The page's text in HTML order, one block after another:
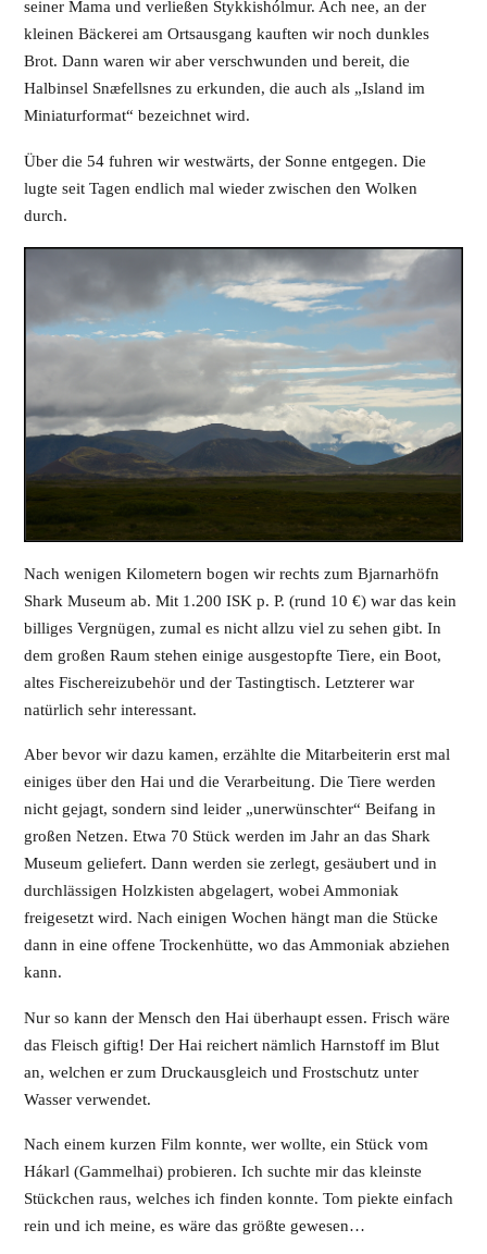
seiner Mama und verließen Stykkishólmur. Ach nee, an der
kleinen Bäckerei am Ortsausgang kauften wir noch dunkles
Brot. Dann waren wir aber verschwunden und bereit, die
Halbinsel Snæfellsnes zu erkunden, die auch als „Island im
Miniaturformat“ bezeichnet wird.
Über die 54 fuhren wir westwärts, der Sonne entgegen. Die
lugte seit Tagen endlich mal wieder zwischen den Wolken
durch.
Nach wenigen Kilometern bogen wir rechts zum Bjarnarhöfn
Shark Museum ab. Mit 1.200 ISK p. P. (rund 10 €) war das kein
billiges Vergnügen, zumal es nicht allzu viel zu sehen gibt. In
dem großen Raum stehen einige ausgestopfte Tiere, ein Boot,
altes Fischereizubehör und der Tastingtisch. Letzterer war
natürlich sehr interessant.
Aber bevor wir dazu kamen, erzählte die Mitarbeiterin erst mal
einiges über den Hai und die Verarbeitung. Die Tiere werden
nicht gejagt, sondern sind leider „unerwünschter“ Beifang in
großen Netzen. Etwa 70 Stück werden im Jahr an das Shark
Museum geliefert. Dann werden sie zerlegt, gesäubert und in
durchlässigen Holzkisten abgelagert, wobei Ammoniak
freigesetzt wird. Nach einigen Wochen hängt man die Stücke
dann in eine offene Trockenhütte, wo das Ammoniak abziehen
kann.
Nur so kann der Mensch den Hai überhaupt essen. Frisch wäre
das Fleisch giftig! Der Hai reichert nämlich Harnstoff im Blut
an, welchen er zum Druckausgleich und Frostschutz unter
Wasser verwendet.
Nach einem kurzen Film konnte, wer wollte, ein Stück vom
Hákarl (Gammelhai) probieren. Ich suchte mir das kleinste
Stückchen raus, welches ich finden konnte. Tom piekte einfach
rein und ich meine, es wäre das größte gewesen…